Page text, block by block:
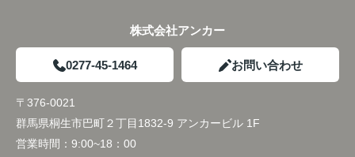
株式会社アンカー
0277-45-1464 お問い合わせ
〒376-0021
群馬県桐生市巴町２丁目1832-9 アンカービル 1F
営業時間： 9:00~18：00